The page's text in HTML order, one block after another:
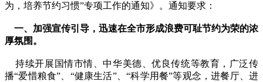
为，培养节约习惯”专项工作的通知》。通知要求：
一、加强宣传引导，迅速在全市形成浪费可耻节约为荣的浓
厚氛围。
持续开展国情市情、中华美德、优良传统等教育，广泛传
播“爱惜粮食”、“健康生活”、“科学用餐”等观念，进餐厅、进